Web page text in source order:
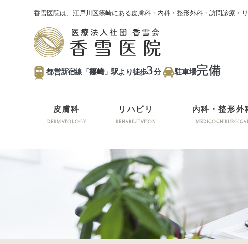
香雪医院は、江戸川区篠崎にある皮膚科・内科・整形外科・訪問診療・
都営新宿線「篠崎」駅より徒歩3分 駐車場完備
DERMATOLOGY
皮膚科
REHABILITATION
リハビリ 内科・整形外